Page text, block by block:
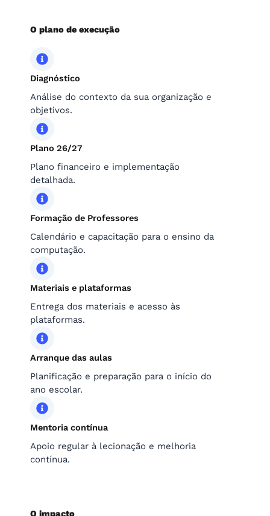
O plano de execução
Diagnóstico
Análise do contexto da sua organização e
objetivos.
Plano 26/27
Plano financeiro e implementação
detalhada.
Formação de Professores
Calendário e capacitação para o ensino da
computação.
Materiais e plataformas
Entrega dos materiais e acesso às
plataformas.
Arranque das aulas
Planificação e preparação para o início do
ano escolar.
Mentoria contínua
Apoio regular à lecionação e melhoria
contínua.
O impacto